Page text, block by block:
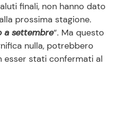
finali, non hanno dato
prossima stagione.
a settembre“. Ma questo
nulla, potrebbero
esser stati confermati al